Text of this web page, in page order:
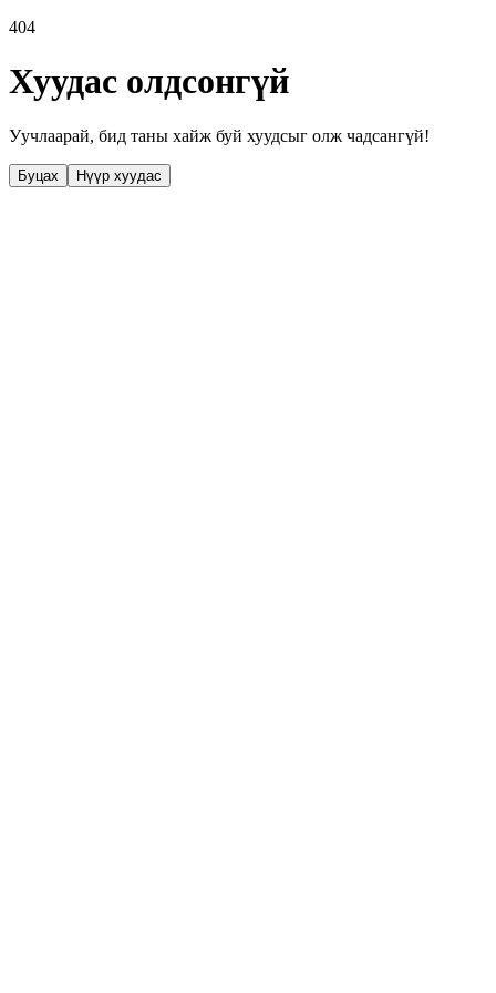
404
Хуудас олдсонгүй
Уучлаарай, бид таны хайж буй хуудсыг олж чадсангүй!
Буцах Нүүр хуудас